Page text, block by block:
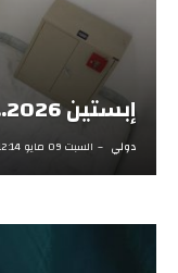
إبستين 2026.. الجثة التي لا تزال تتحدث
دولي السبت 09 مايو 12:14 ص